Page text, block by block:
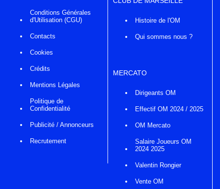
Conditions Générales
d'Utilisation (CGU)
Contacts
Cookies
Crédits
Mentions Légales
Politique de
Confidentialité
Publicité / Annonceurs
Recrutement
Histoire de l'OM
Qui sommes nous ?
MERCATO
Dirigeants OM
Effectif OM 2024 / 2025
OM Mercato
Salaire Joueurs OM
2024 2025
Valentin Rongier
Vente OM